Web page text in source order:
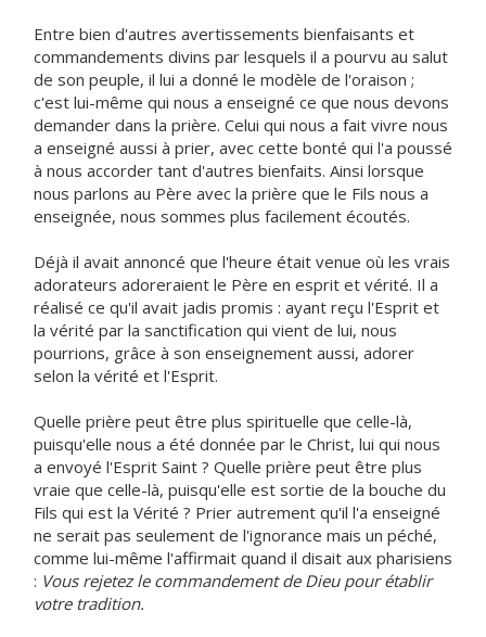
Entre bien d'autres avertissements bienfaisants et
commandements divins par lesquels il a pourvu au salut
de son peuple, il lui a donné le modèle de l'oraison ;
c'est lui-même qui nous a enseigné ce que nous devons
demander dans la prière. Celui qui nous a fait vivre nous
a enseigné aussi à prier, avec cette bonté qui l'a poussé
à nous accorder tant d'autres bienfaits. Ainsi lorsque
nous parlons au Père avec la prière que le Fils nous a
enseignée, nous sommes plus facilement écoutés.
Déjà il avait annoncé que l'heure était venue où les vrais
adorateurs adoreraient le Père en esprit et vérité. Il a
réalisé ce qu'il avait jadis promis : ayant reçu l'Esprit et
la vérité par la sanctification qui vient de lui, nous
pourrions, grâce à son enseignement aussi, adorer
selon la vérité et l'Esprit.
Quelle prière peut être plus spirituelle que celle-là,
puisqu'elle nous a été donnée par le Christ, lui qui nous
a envoyé l'Esprit Saint ? Quelle prière peut être plus
vraie que celle-là, puisqu'elle est sortie de la bouche du
Fils qui est la Vérité ? Prier autrement qu'il l'a enseigné
ne serait pas seulement de l'ignorance mais un péché,
comme lui-même l'affirmait quand il disait aux pharisiens
: Vous rejetez le commandement de Dieu pour établir
votre tradition.